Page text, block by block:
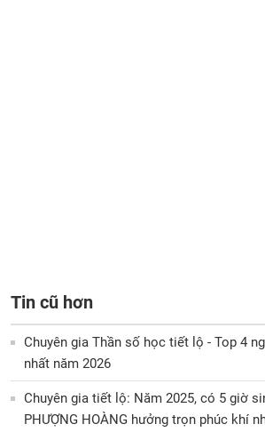
Tin cũ hơn
Chuyên gia Thần số học tiết lộ - Top 4
nhất năm 2026
Chuyên gia tiết lộ: Năm 2025, có 5 giờ
PHƯỢNG HOÀNG hưởng trọn phúc khí